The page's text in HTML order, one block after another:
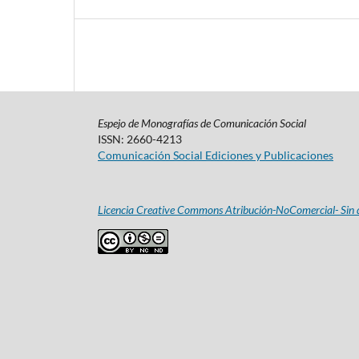
Espejo de Monografías de Comunicación Social
ISSN: 2660-4213
Comunicación Social Ediciones y Publicaciones
Licencia Creative Commons Atribución-NoComercial-